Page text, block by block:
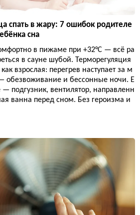
спать в жару: 7 ошибок родителе
сна
в пижаме при +32°C — всё ра
в сауне шубой. Терморегуляция
взрослая: перегрев наступает за м
обезвоживание и бессонные ночи. Е
подгузник, вентилятор, направленн
ванна перед сном. Без героизма и